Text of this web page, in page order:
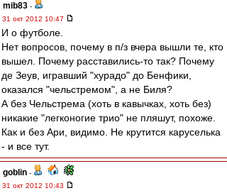
mib83 -
31 окт 2012 10:47
И о футболе.
Нет вопросов, почему в п/з вчера вышли те, кто
вышел. Почему расставились-то так? Почему
де Зеув, игравший "хурадо" до Бенфики,
оказался "чельстремом", а не Биля?
А без Чельстрема (хоть в кавычках, хоть без)
никакие "легконогие трио" не пляшут, похоже.
Как и без Ари, видимо. Не крутится каруселька
- и все тут.
goblin -
31 окт 2012 10:43